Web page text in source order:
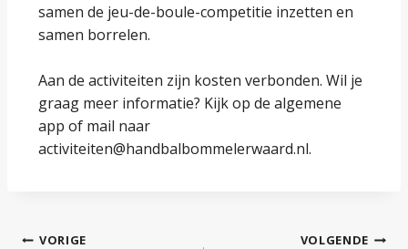
samen de jeu-de-boule-competitie inzetten en
samen borrelen.
Aan de activiteiten zijn kosten verbonden. Wil je
graag meer informatie? Kijk op de algemene
app of mail naar
activiteiten@handbalbommelerwaard.nl.
VORIGE VOLGENDE